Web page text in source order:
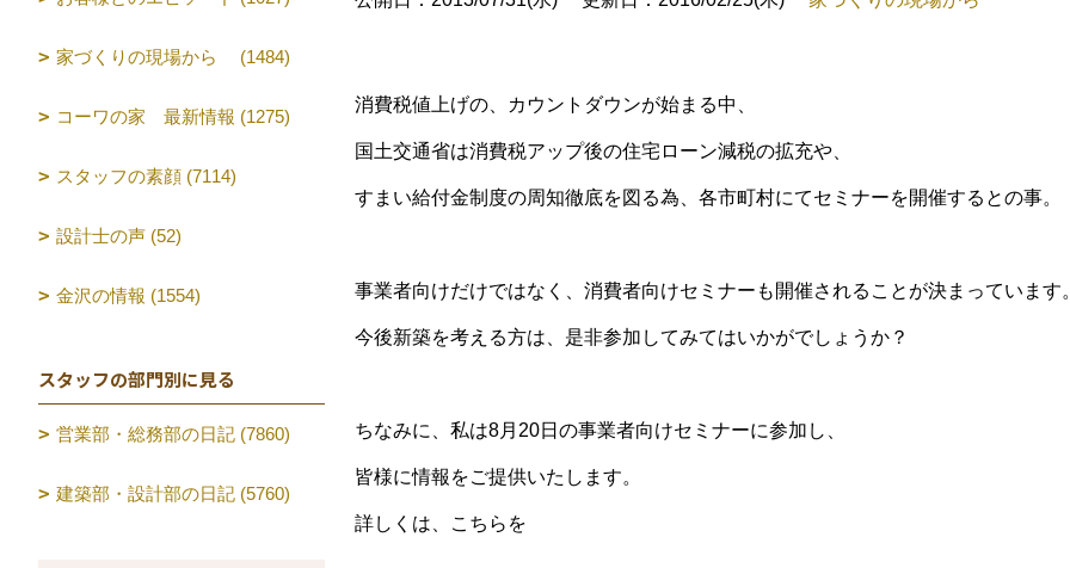
消費税値上げの、カウントダウンが始まる中、
国土交通省は消費税アップ後の住宅ローン減税の拡充や、
すまい給付金制度の周知徹底を図る為、各市町村にてセミナーを開催するとの事。
事業者向けだけではなく、消費者向けセミナーも開催されることが決まっています
今後新築を考える方は、是非参加してみてはいかがでしょうか？
ちなみに、私は8月20日の事業者向けセミナーに参加し、
皆様に情報をご提供いたします。
詳しくは、こちらを
家づくりの現場から (1484)
コーワの家 最新情報 (1275)
スタッフの素顔 (7114)
設計士の声 (52)
金沢の情報 (1554)
スタッフの部門別に見る
営業部・総務部の日記 (7860)
建築部・設計部の日記 (5760)